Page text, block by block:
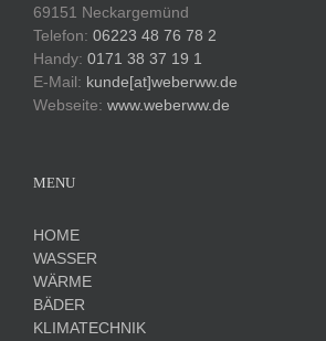
69151 Neckargemünd
Telefon: 06223 48 76 78 2
Handy: 0171 38 37 19 1
E-Mail: kunde[at]weberww.de
Webseite: www.weberww.de
MENU
HOME
WASSER
WÄRME
BÄDER
KLIMATECHNIK